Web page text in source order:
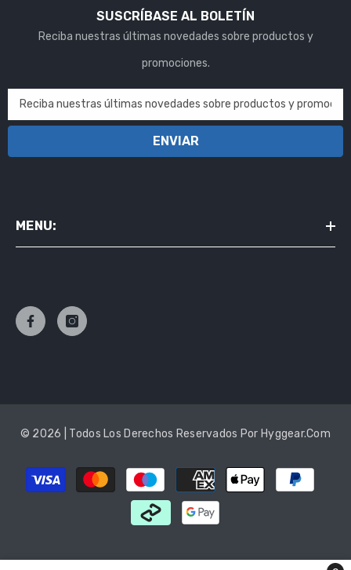
SUSCRÍBASE AL BOLETÍN
Reciba nuestras últimas novedades sobre productos y
promociones.
Reciba nuestras últimas novedades sobre productos y
ENVIAR
MENU:
© 2026 | Todos Los Derechos Reservados Por Hyggear.com
Payment
methods